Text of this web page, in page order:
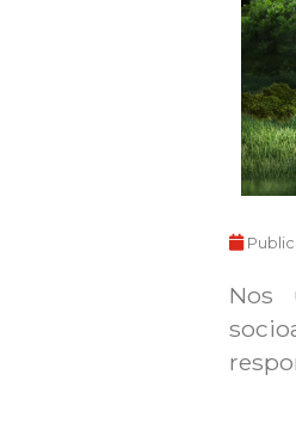
Nos